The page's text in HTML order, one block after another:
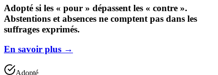
Adopté si les « pour » dépassent les « contre ».
Abstentions et absences ne comptent pas dans les
suffrages exprimés.
En savoir plus →
Adopté